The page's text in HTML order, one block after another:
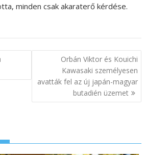
minden csak akaraterő kérdése.
Orbán Viktor és Kouichi
Kawasaki személyesen
avatták fel az új japán-magyar
butadién üzemet